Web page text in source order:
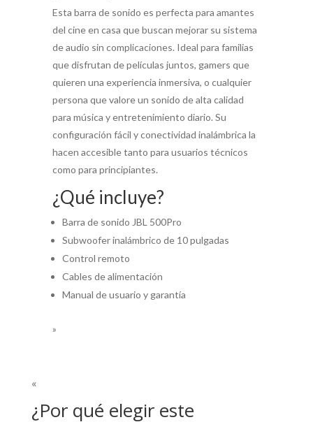
Esta barra de sonido es perfecta para amantes
del cine en casa que buscan mejorar su sistema
de audio sin complicaciones. Ideal para familias
que disfrutan de películas juntos, gamers que
quieren una experiencia inmersiva, o cualquier
persona que valore un sonido de alta calidad
para música y entretenimiento diario. Su
configuración fácil y conectividad inalámbrica la
hacen accesible tanto para usuarios técnicos
como para principiantes.
¿Qué incluye?
Barra de sonido JBL 500Pro
Subwoofer inalámbrico de 10 pulgadas
Control remoto
Cables de alimentación
Manual de usuario y garantía
»
«
¿Por qué elegir este